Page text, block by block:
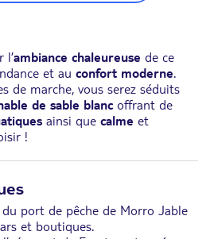
l’ambiance chaleureuse de ce
et au confort moderne.
de marche, vous serez séduits
de sable blanc offrant de
ainsi que calme et
!
port de pêche de Morro Jable
et boutiques.